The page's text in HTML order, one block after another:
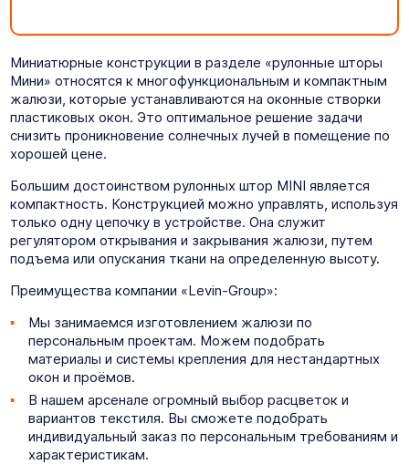
Миниатюрные конструкции в разделе «рулонные шторы
Мини» относятся к многофункциональным и компактным
жалюзи, которые устанавливаются на оконные створки
пластиковых окон. Это оптимальное решение задачи
снизить проникновение солнечных лучей в помещение по
хорошей цене.
Большим достоинством рулонных штор MINI является
компактность. Конструкцией можно управлять, используя
только одну цепочку в устройстве. Она служит
регулятором открывания и закрывания жалюзи, путем
подъема или опускания ткани на определенную высоту.
Преимущества компании «Levin-Group»:
Мы занимаемся изготовлением жалюзи по
персональным проектам. Можем подобрать
материалы и системы крепления для нестандартных
окон и проёмов.
В нашем арсенале огромный выбор расцветок и
вариантов текстиля. Вы сможете подобрать
индивидуальный заказ по персональным требованиям и
характеристикам.